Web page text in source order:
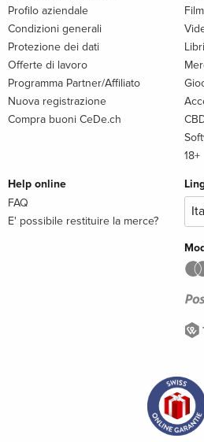
Profilo aziendale
Condizioni generali
Protezione dei dati
Offerte di lavoro
Programma Partner/Affiliato
Nuova registrazione
Compra buoni CeDe.ch
Film
Libri
18+
Help online
FAQ
E' possibile restituire la merce?